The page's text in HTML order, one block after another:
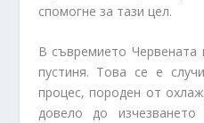
спомогне за тази цел.
В съвремието Червената
пустиня. Това се е
процес, породен от
довело до